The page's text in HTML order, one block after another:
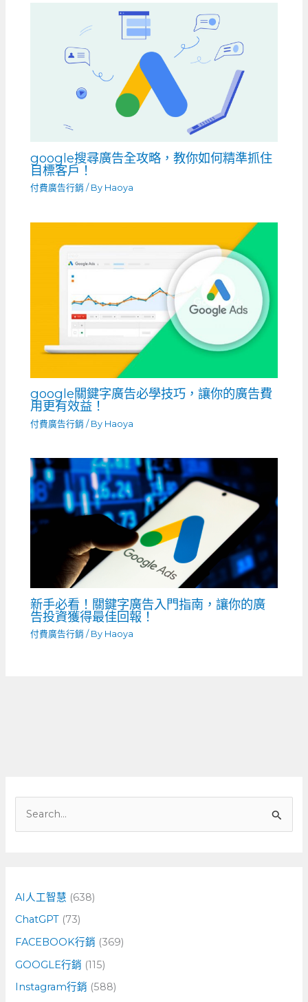
google搜尋廣告全攻略，教你如何精準抓住
目標客戶！
付費廣告行銷 / By Haoya
google關鍵字廣告必學技巧，讓你的廣告費
用更有效益！
付費廣告行銷 / By Haoya
新手必看！關鍵字廣告入門指南，讓你的廣
告投資獲得最佳回報！
付費廣告行銷 / By Haoya
字
:
AI人工智慧 (638)
ChatGPT (73)
FACEBOOK行銷 (369)
GOOGLE行銷 (115)
Instagram行銷 (588)